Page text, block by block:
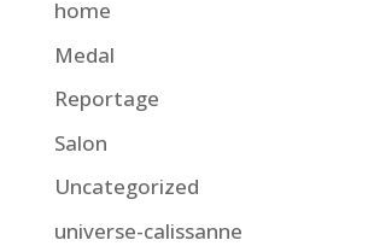
home
Medal
Reportage
Salon
Uncategorized
universe-calissanne